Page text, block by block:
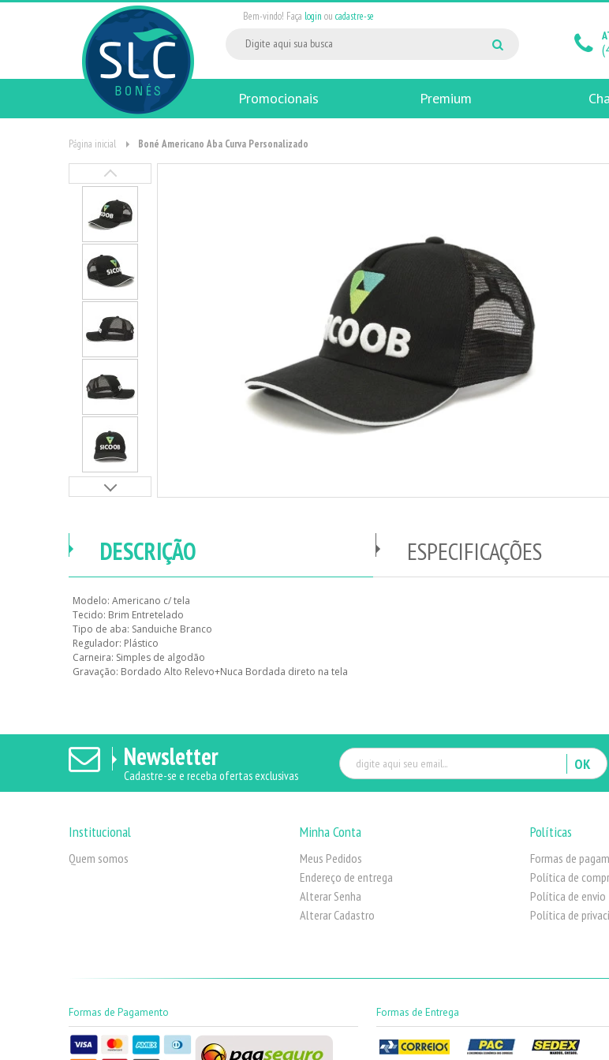
Bem-vindo! Faça login ou cadastre-se
Promocionais Premium
Página inicial Boné Americano Aba Curva Personalizado
DESCRIÇÃO
Modelo: Americano c/ tela
Tecido: Brim Entretelado
Tipo de aba: Sanduiche Branco
Regulador: Plástico
Carneira: Simples de algodão
Gravação: Bordado Alto Relevo+Nuca Bordada direto na tela
ESPECIFICAÇÕES
Newsletter
Cadastre-se e receba ofertas exclusivas
OK
Institucional
Quem somos
Minha Conta
Meus Pedidos
Endereço de entrega
Alterar Senha
Alterar Cadastro
Políticas
Formas de
Política de
Política de envio
Política de
Formas de Pagamento Formas de Entrega